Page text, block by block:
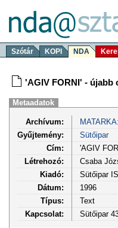
Szótár KOPI NDA
'AGIV FORNI' - újabb
Metaadatok
Archívum:
Gyűjtemény:
Sütőipar
Cím:
'AGIV
Létrehozó:
Csaba
Kiadó:
Sütőipar
Dátum:
1996
Típus:
Text
Kapcsolat:
Sütőipar